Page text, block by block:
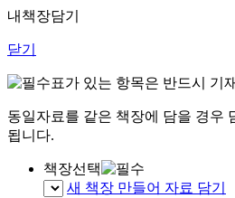
내책장담기
닫기
표가 있는 항목은 반드시 기
동일자료를 같은 책장에 담을 경우
됩니다.
책장선택
새 책장 만들어 자료 담기